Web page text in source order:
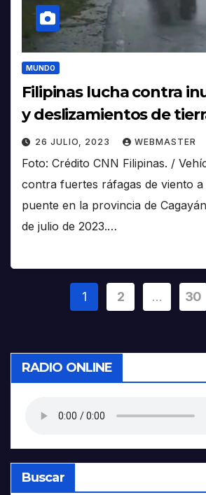
MUNDO
Filipinas lucha contra
y deslizamientos de
26 JULIO, 2023 WEBMASTER
Foto: Crédito CNN Filipinas. /
contra fuertes ráfagas de viento
puente en la provincia de
de julio de 2023.…
Paginación
entradas
1 2 … 30
RADIO ONLINE
Buscar